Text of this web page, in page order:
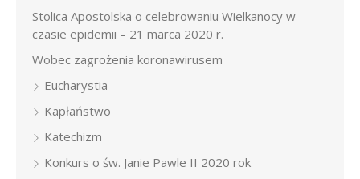
Stolica Apostolska o celebrowaniu Wielkanocy w
czasie epidemii – 21 marca 2020 r.
Wobec zagrożenia koronawirusem
Eucharystia
Kapłaństwo
Katechizm
Konkurs o św. Janie Pawle II 2020 rok